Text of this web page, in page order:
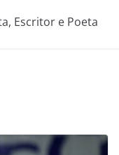
Escritor e Poeta